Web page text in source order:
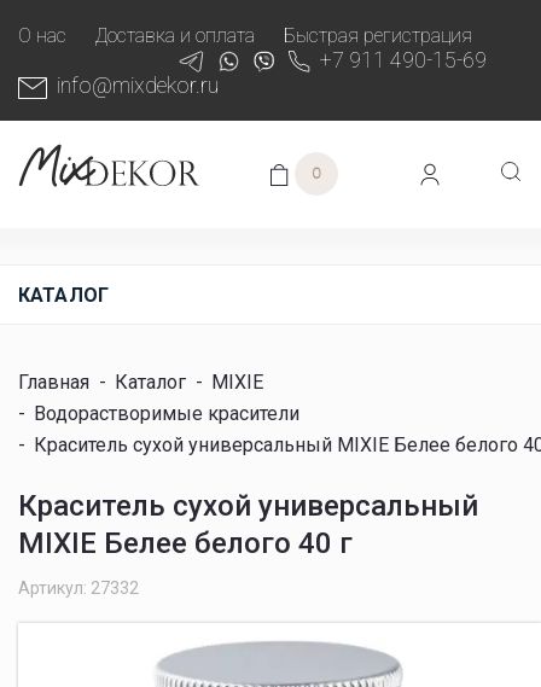
О нас Доставка и оплата Быстрая регистрация
+7 911 490-15-69
info@mixdekor.ru
0
КАТАЛОГ
Главная - Каталог - MIXIE
- Водорастворимые красители
- Краситель сухой универсальный MIXIE Белее белого
Краситель сухой универсальный
MIXIE Белее белого 40 г
Артикул: 27332